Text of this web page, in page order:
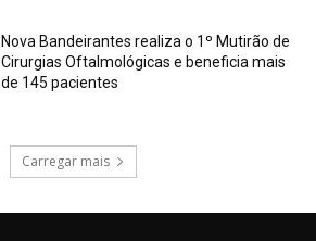
Nova Bandeirantes realiza o 1º Mutirão de
Cirurgias Oftalmológicas e beneficia mais
de 145 pacientes
Carregar mais